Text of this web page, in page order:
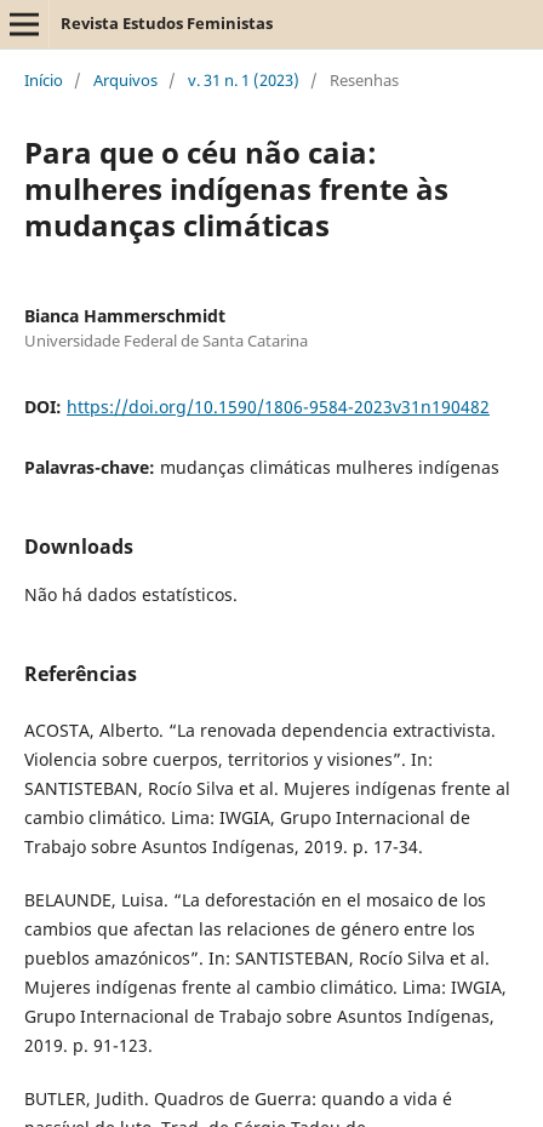
Revista Estudos Feministas
Início / Arquivos / v. 31 n. 1 (2023) / Resenhas
Para que o céu não caia:
mulheres indígenas frente às
mudanças climáticas
Bianca Hammerschmidt
Universidade Federal de Santa Catarina
DOI: https://doi.org/10.1590/1806-9584-2023v31n190482
Palavras-chave: mudanças climáticas mulheres indígenas
Downloads
Não há dados estatísticos.
Referências
ACOSTA, Alberto. “La renovada dependencia extractivista.
Violencia sobre cuerpos, territorios y visiones”. In:
SANTISTEBAN, Rocío Silva et al. Mujeres indígenas frente al
cambio climático. Lima: IWGIA, Grupo Internacional de
Trabajo sobre Asuntos Indígenas, 2019. p. 17-34.
BELAUNDE, Luisa. “La deforestación en el mosaico de los
cambios que afectan las relaciones de género entre los
pueblos amazónicos”. In: SANTISTEBAN, Rocío Silva et al.
Mujeres indígenas frente al cambio climático. Lima: IWGIA,
Grupo Internacional de Trabajo sobre Asuntos Indígenas,
2019. p. 91-123.
BUTLER, Judith. Quadros de Guerra: quando a vida é